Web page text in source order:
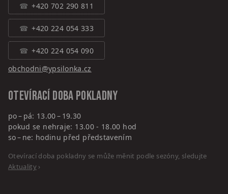
+420 702 290 811
+420 224 054 333
+420 224 054 090
obchodni@ypsilonka.cz
Otevírací doba pokladny
po – pá: 13.00 – 19.30
pokud se nehraje: 13.00 - 18.00 hod
so – ne: hodinu před představením
Otevírací doba pokladny se může měnit podle sezóny, sledujte
Aktuality›